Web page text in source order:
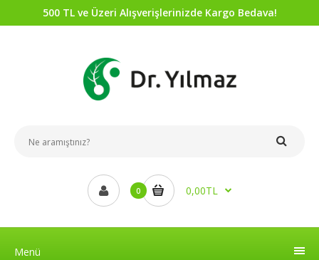
500 TL ve Üzeri Alışverişlerinizde Kargo Bedava!
0 0,00TL
Menü